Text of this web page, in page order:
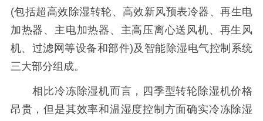
(包括超高效除湿转轮、高效新风预表冷器、再生电
加热器、主电加热器、主高压离心送风机、再生风
机、过滤网等设备和部件)及智能除湿电气控制系统
三大部分组成。
相比冷冻除湿机而言，四季型转轮除湿机价格
昂贵，但是其效率和温湿度控制方面确实冷冻除湿